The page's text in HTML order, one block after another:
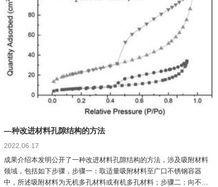
—种改进材料孔隙结构的方法
2022.06.17
成果介绍本发明公开了一种改进材料孔隙结构的方法，涉及吸附材料
领域，包括如下步骤，步骤一：取适量吸附材料至广口不锈钢容器
中，所述吸附材料为无机多孔材料或有机多孔材料；步骤二：向不锈